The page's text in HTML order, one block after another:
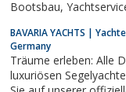
BAVARIA YACHTS |
Germany
Träume erleben: Alle Details, Preise u.
luxuriösen Segelyachten, Motoryachten u. Katamaranen